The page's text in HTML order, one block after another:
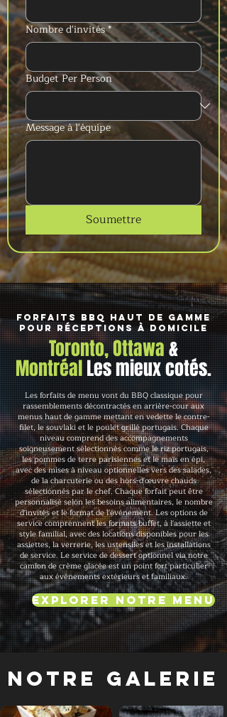
Nombre d'invités*
Budget Per Person
Message à l'équipe
Soumettre
Forfaits BBQ haut de gamme
pour réceptions à domicile
Toronto, Ottawa&
MontréalLes mieux cotés.
Les forfaits de menu vont du BBQ classique pour
rassemblements décontractés en arrière-cour aux
menus haut de gamme mettant en vedette le contre-
filet, le souvlaki et le poulet grillé portugais. Chaque
niveau comprend des accompagnements
soigneusement sélectionnés comme le riz portugais,
les pommes de terre parisiennes et le maïs en épi,
avec des mises à niveau optionnelles vers des salades,
de la charcuterie ou des hors-d'œuvre chauds
sélectionnés par le chef. Chaque forfait peut être
personnalisé selon les besoins alimentaires, le nombre
d'invités et le format de l'événement. Les options de
service comprennent les formats buffet, à l'assiette et
style familial, avec des locations disponibles pour les
assiettes, la verrerie, les ustensiles et les installations
de service. Le service de dessert optionnel via notre
camion de crème glacée est un point fort particulier
aux événements extérieurs et familiaux.
Explorer notre menu
Notre galerie